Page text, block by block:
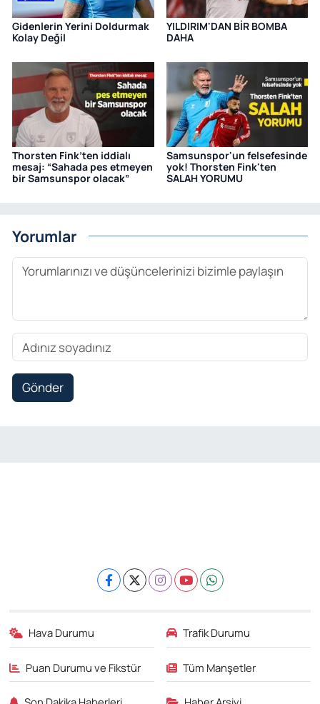
Gidenlerin Yerini Doldurmak
Kolay Değil
YILDIRIM'DAN BİR BOMBA
DAHA
Thorsten Fink’ten iddialı
mesaj: “Sahada pes etmeyen
bir Samsunspor olacak”
Samsunspor'un felsefesinde
yok! Thorsten Fink'ten
SALAH YORUMU
Yorumlar
Gönder
Hava Durumu Trafik Durumu
Puan Durumu ve Fikstür Tüm Manşetler